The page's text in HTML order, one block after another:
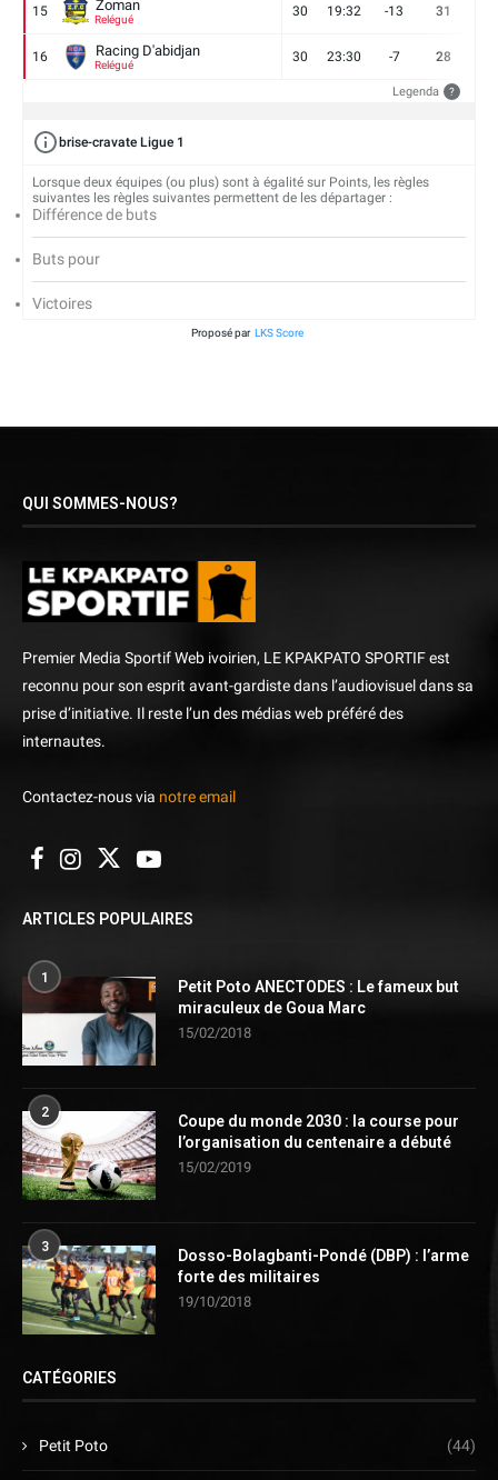
15 Zoman
Relégué
30 19:32 -13 31
16 Racing D'abidjan
Relégué
30 23:30 -7 28
Legenda ?
brise-cravate Ligue 1
Lorsque deux équipes (ou plus) sont à égalité sur Points, les règles
suivantes les règles suivantes permettent de les départager :
Différence de buts
Buts pour
Victoires
Proposé par LKS Score
QUI SOMMES-NOUS?
Premier Media Sportif Web ivoirien, LE KPAKPATO SPORTIF est
reconnu pour son esprit avant-gardiste dans l’audiovisuel dans sa
prise d’initiative. Il reste l’un des médias web préféré des
internautes.
Contactez-nous via notre email
ARTICLES POPULAIRES
1
Petit Poto ANECTODES : Le fameux but
miraculeux de Goua Marc
15/02/2018
2
Coupe du monde 2030 : la course pour
l’organisation du centenaire a débuté
15/02/2019
3
Dosso-Bolagbanti-Pondé (DBP) : l’arme
forte des militaires
19/10/2018
CATÉGORIES
Petit Poto (44)